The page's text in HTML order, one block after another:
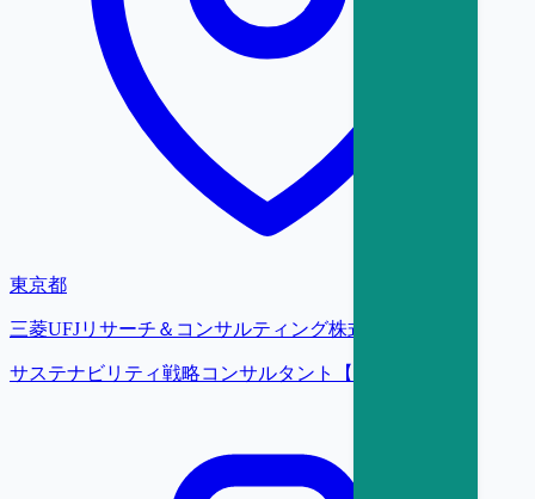
東京都
三菱UFJリサーチ＆コンサルティング株式会社
サステナビリティ戦略コンサルタント【大阪】